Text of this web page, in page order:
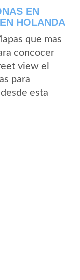
EN
HOLANDA
que mas
concocer
view el
para
esta